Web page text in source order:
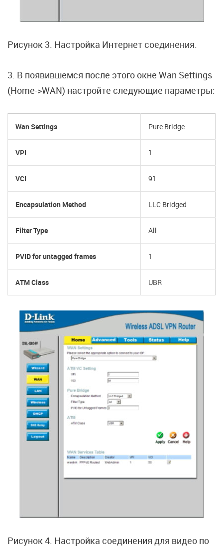
Рисунок 3. Настройка Интернет соединения.
3. В появившемся после этого окне Wan Settings
(Home->WAN) настройте следующие параметры:
Wan Settings Pure Bridge
VPI 1
VCI 91
Encapsulation Method LLC Bridged
Filter Type All
PVID for untagged frames 1
ATM Class UBR
Рисунок 4. Настройка соединения для видео по